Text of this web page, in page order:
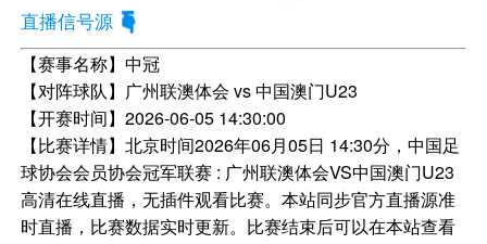
直播信号源
【赛事名称】中冠
【对阵球队】 广州联澳体会 vs 中国澳门U23
【开赛时间】2026-06-05 14:30:00
【比赛详情】北京时间2026年06月05日 14:30分，中国足
球协会会员协会冠军联赛 : 广州联澳体会VS中国澳门U23
高清在线直播，无插件观看比赛。本站同步官方直播源准
时直播，比赛数据实时更新。比赛结束后可以在本站查看